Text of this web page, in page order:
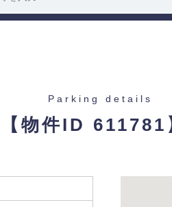
Parking details
【物件ID